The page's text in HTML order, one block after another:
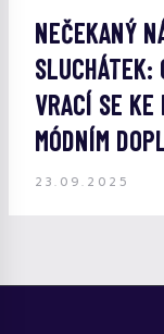
NEČEKANÝ
SLUCHÁTEK:
VRACÍ SE
MÓDNÍM
23.09.2025